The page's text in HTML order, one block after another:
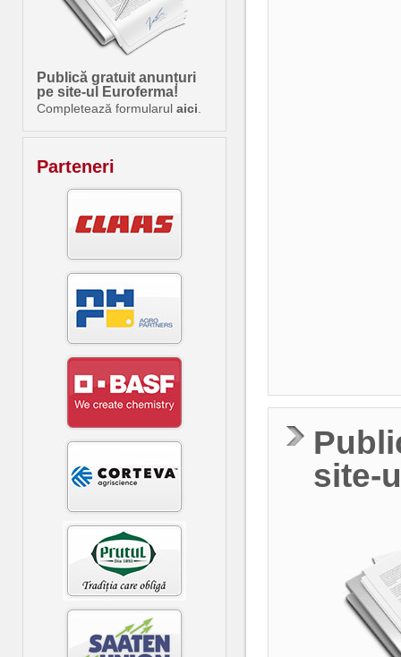
Publică gratuit anunțuri
pe site-ul Euroferma!
Completează formularul aici
Parteneri
site-